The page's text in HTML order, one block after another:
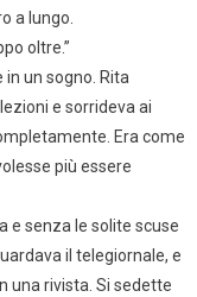
a lungo.
oltre.”
in un sogno. Rita
e sorrideva ai
Era come
più essere
e senza le solite scuse
il telegiornale, e
una rivista. Si sedette